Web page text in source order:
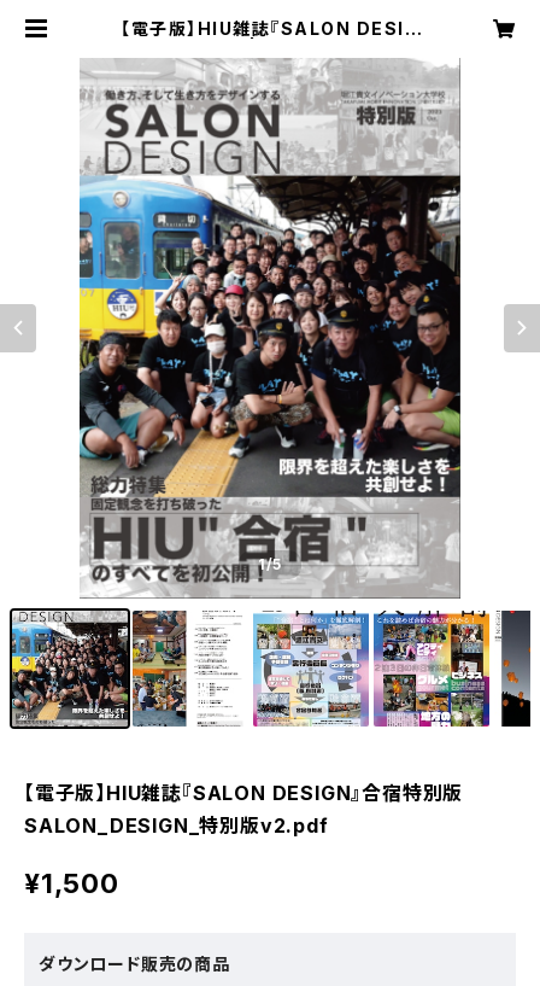
【電子版】HIU雑誌『SALON DESIG
1/5
【電子版】HIU雑誌『SALON DESIGN』合宿特別版
SALON_DESIGN_特別版v2.pdf
¥1,500
ダウンロード販売の商品